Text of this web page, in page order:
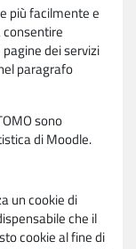
più facilmente e
dei servizi
paragrafo
sono
di Moodle.
un cookie di
che il
cookie al fine di